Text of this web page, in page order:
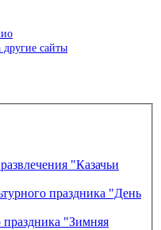
сайты
"Казачьи
праздника "День
праздника "Зимняя